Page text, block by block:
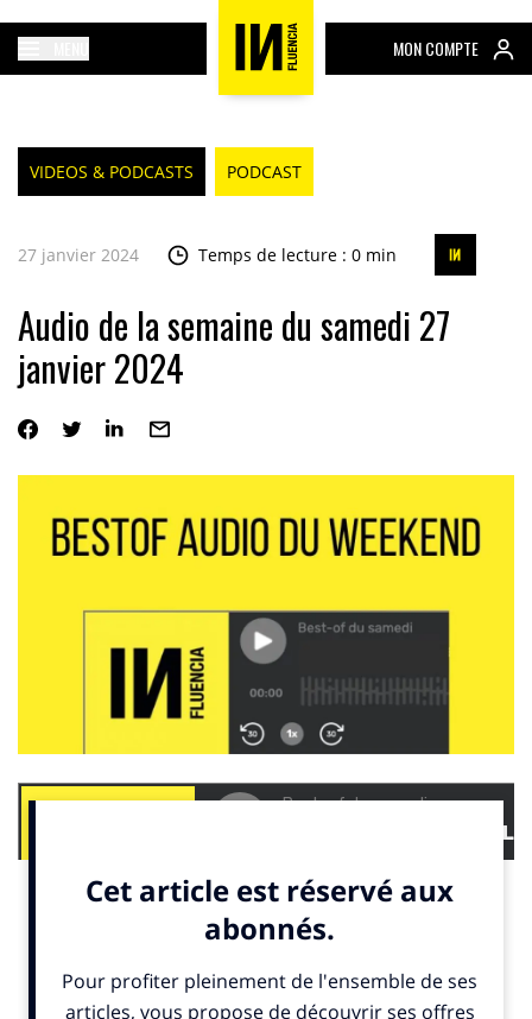
MON COMPTE
VIDEOS & PODCASTS PODCAST
27 janvier 2024 Temps de lecture : 0 min
Audio de la semaine du samedi 27
janvier 2024